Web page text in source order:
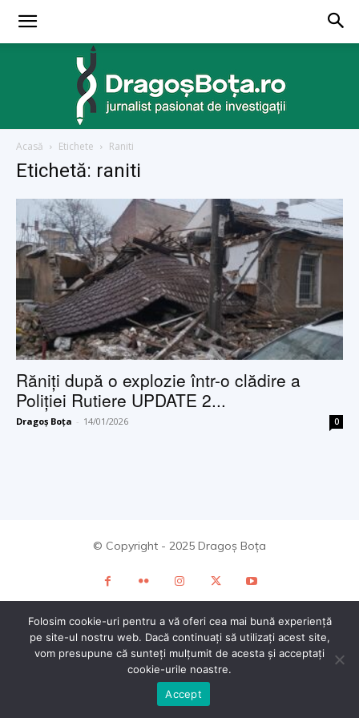
Acasă Etichete Raniti
Etichetă: raniti
Răniți după o explozie într-o clădire a
Poliției Rutiere UPDATE 2...
Dragoș Boța - 14/01/2026 0
© Copyright - 2025 Dragoș Boța
Folosim cookie-uri pentru a vă oferi cea mai bună experiență
pe site-ul nostru web. Dacă continuați să utilizați acest site,
vom presupune că sunteți mulțumit de acesta și acceptați
cookie-urile noastre.
Accept